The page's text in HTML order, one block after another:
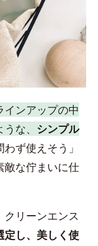
インアップの中
な、 シンプル
わず使えそう」
敵な佇まいに仕
クリーンエンス
定し、美しく使